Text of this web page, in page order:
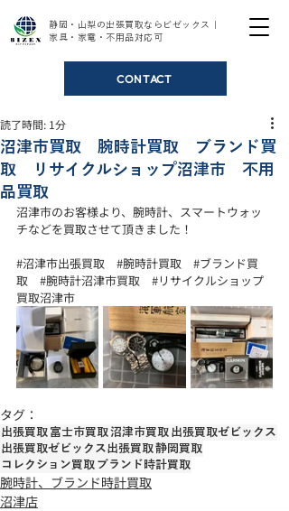
静岡・山梨の出張買取ならビゼックス｜
家具・家電・不用品対応可
CONTACT
沼津市買取 腕時計買取 ブランド買
取 リサイクルショップ沼津市 不用
品買取
読了時間: 1分
沼津市のお客様より、腕時計、スマートウォッ
チなどを買取させて頂きました！
#沼津市出張買取
#腕時計買取
#ブランド買
取
#腕時計沼津市買取
#リサイクルショップ
買取沼津市
タグ：
出張買取 富士市買取沼津市買取 出張買取ゼビックス
出張買取ゼビックス出張買取静岡買取
コレクション買取 ブランド時計買取
腕時計、ブランド時計買取
沼津店